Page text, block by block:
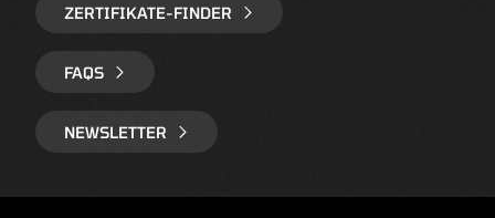
ZERTIFIKATE-FINDER
FAQS
NEWSLETTER